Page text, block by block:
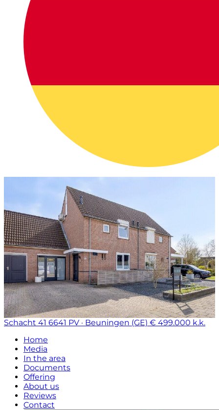
Schacht 41 6641 PV · Beuningen (GE) € 499.000 k.k.
Home
Media
In the area
Documents
Offering
About us
Reviews
Contact